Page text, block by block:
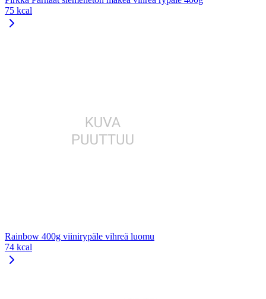
75 kcal
Rainbow 400g viinirypäle vihreä luomu
74 kcal